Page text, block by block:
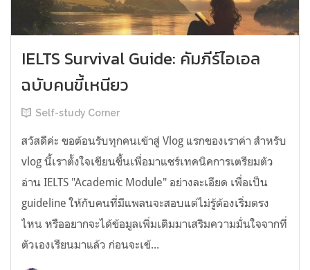
IELTS Survival Guide: คัมภีร์ไอเอล
ฉบับคนขี้เหนียว
Self-study Corner
สวัสดีค่ะ ขอต้อนรับทุกคนเข้าสู่ Vlog แรกของเราค่า สำหรับ
vlog นี้เราตั้งใจเขียนขึ้นเพื่อมาแชร์เทคนิคการเตรียมตัว
อ่าน IELTS "Academic Module" อย่างละเอียด เพื่อเป็น
guideline ให้กับคนที่มีแพลนจะสอบแต่ไม่รู้ต้องเริ่มตรง
ไหน หรืออยากจะได้ข้อมูลเพิ่มเติมมาเสริมความมั่นใจจากที่
ตัวเองเรียนมาแล้ว ก่อนจะเข้...